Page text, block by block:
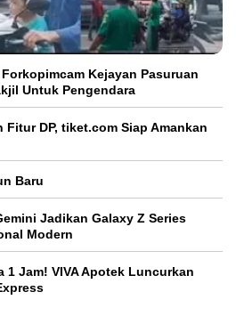
Kejayan Pasuruan
Untuk Pengendara
Fitur DP, tiket.com Siap Amankan
Baru
Jadikan Galaxy Z Series
Modern
1 Jam! VIVA Apotek Luncurkan